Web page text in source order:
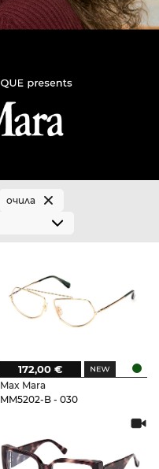
очила
Max Mara
MM5202-B - 030
172,00 €